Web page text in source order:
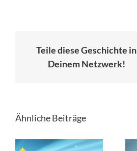
Teile diese Geschichte in
Deinem Netzwerk!
Ähnliche Beiträge